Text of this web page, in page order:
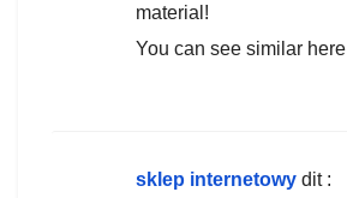
material!
You can see similar here
sklep internetowy dit :